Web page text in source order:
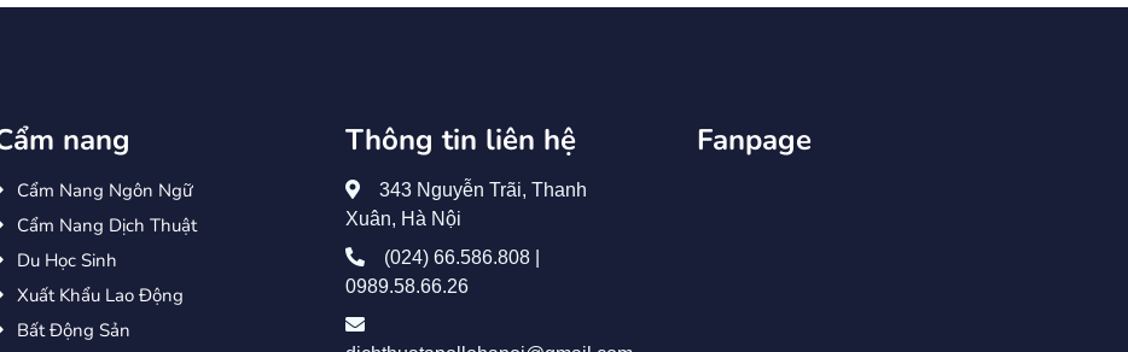
nang
Cẩm Nang Ngôn Ngữ
Cẩm Nang Dịch Thuật
Du Học Sinh
Xuất Khẩu Lao Động
Bất Động Sản
Thông tin liên hệ
343 Nguyễn Trãi, Thanh
Xuân, Hà Nội
(024) 66.586.808 |
0989.58.66.26
Fanpage